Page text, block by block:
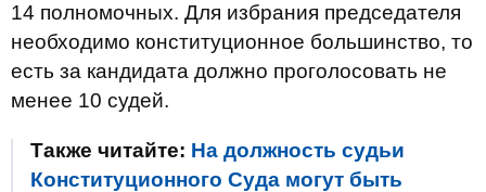
14 полномочных. Для избрания председателя
необходимо конституционное большинство, то
есть за кандидата должно проголосовать не
менее 10 судей.
Также читайте: На должность судьи
Конституционного Суда могут быть